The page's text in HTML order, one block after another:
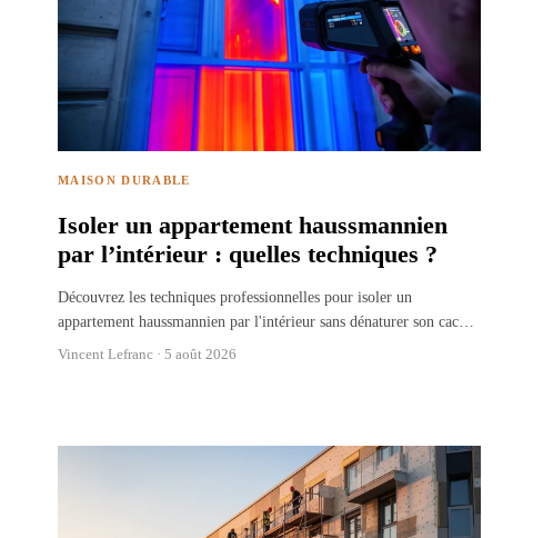
MAISON DURABLE
Isoler un appartement haussmannien
par l’intérieur : quelles techniques ?
Découvrez les techniques professionnelles pour isoler un
appartement haussmannien par l'intérieur sans dénaturer son cac
Vincent Lefranc · 5 août 2026